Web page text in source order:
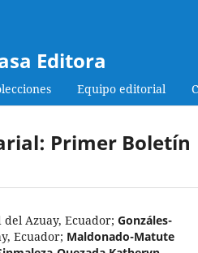
Editora
Equipo editorial
Primer Boletín
Azuay, Ecuador; Gonzáles-
Ecuador; Maldonado-Matute